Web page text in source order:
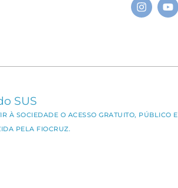
SUS
À SOCIEDADE O ACESSO GRATUITO, PÚBLICO E
PELA FIOCRUZ.